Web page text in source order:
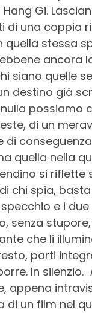
Gi.
di una coppia
quella stessa
ancora
siano quelle
destino già
possiamo
di un
di
quella nella
si riflette
chi spia,
e i
senza
che li
parti
In silenzio.
appena
di un film nel